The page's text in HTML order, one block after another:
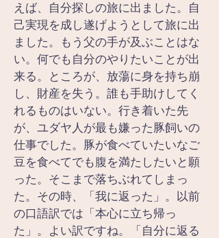
えば、自分探しの旅に出ました。自
己実現を成し遂げようとして旅に出
ました。もう父の手が及ぶことはな
い。何でも自分のやりたいことが出
来る。ところが、放蕩に身を持ち崩
し、財産を失う。誰も手助けしてく
れるものはいない。行き着いた先
が、ユダヤ人が最も嫌った豚飼いの
仕事でした。豚が食べていたいなご
豆を食べてでも腹を満たしたいと願
った。そこまで落ちぶれてしまっ
た。その時、「我に返った」。以前
の口語訳では「本心に立ち帰っ
た」。よい訳ですね。「自分に返る